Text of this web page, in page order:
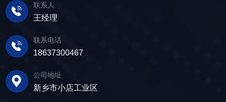
质量材料，生产环节层层把控，生产出的振动筛
定作业。另外，该直线筛设备维护保养便捷，只
需要定期检查、清洁、添加润滑油，即可保证振
领未来 追求筛分效率的同时，故道金机械也
积极响应国家环保政策，部分直线筛筛体采用全
泥中的水分去除，使其达到后续加工的要
石料厂的水洗砂脱水处理。水洗砂在生产过程中
需要去除表面的泥土和杂质，这时候就需要用脱
水筛，通过脱水筛对物料进行处理，可以确保砂
子的质量符合建筑要求，为建筑工程提供高质量
使筛面产生高频振动，含水物料进入振动筛后，
体之间的分离。 脱水筛筛板采用模块式设
计，无需螺栓即可安装，维护更换便捷，仅需要
的时间。其筛网具备自清洁功能，可轻松清除粘
附在筛网上的物料，预防筛料堵网。此外，脱水
联系人
王经理
联系电话
18637300467
公司地址
新乡市小店工业区